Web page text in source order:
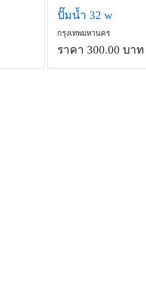
ปั๊มน้ำ 32 w
กรุงเทพมหานคร
ราคา 300.00 บาท